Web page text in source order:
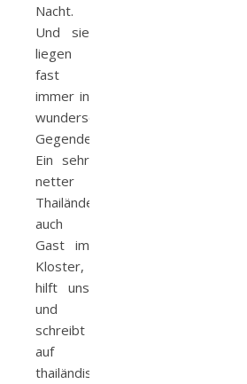
Nacht.
Und sie
liegen
fast
immer in
wunderschönen
Gegenden.
Ein sehr
netter
Thailänder,
auch
Gast im
Kloster,
hilft uns
und
schreibt
auf
thailändisch